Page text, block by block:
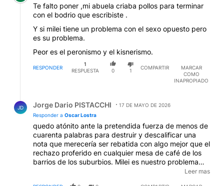
Te falto poner ,mi abuela criaba pollos para terminar
con el bodrio que escribiste .
Y si milei tiene un problema con el sexo opuesto pero
es su problema.
Peor es el peronismo y el kisnerismo.
RESPONDER
1
RESPUESTA
0 1
COMPARTIR
MARCAR
COMO
INAPROPIADO
JD Jorge Dario PISTACCHI
17 DE MAYO DE 2026
Responder a Oscar Lostra
quedo atónito ante la pretendida fuerza de menos de
cuarenta palabras para destruir y descalificar una
nota que merecería ser rebatida con algo mejor que el
rechazo proferido en cualquier mesa de café de los
barrios de los suburbios. Milei es nuestro problema
aun para los que no lo votamos ni lo votaremos jamás
Leer mas